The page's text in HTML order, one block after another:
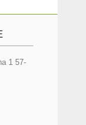
1 57-